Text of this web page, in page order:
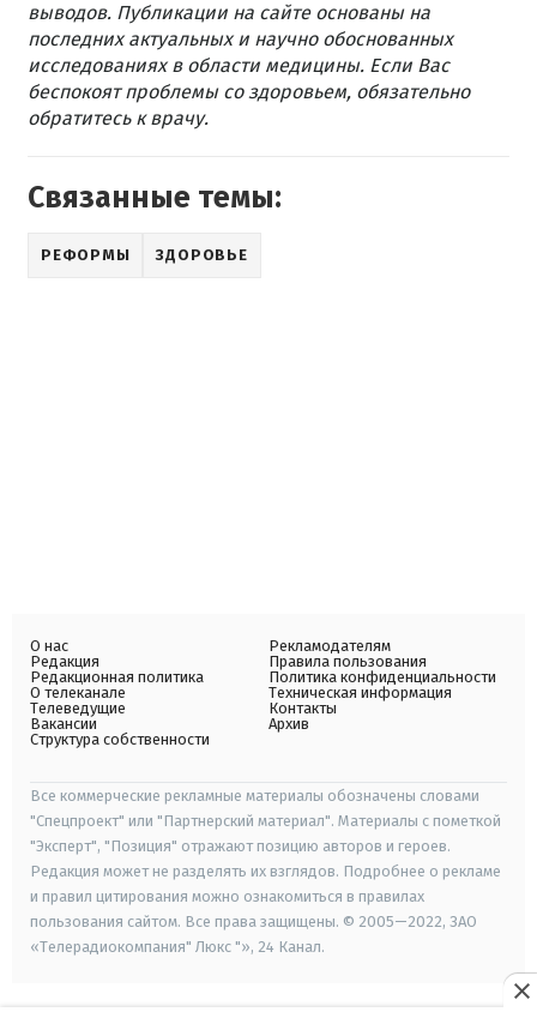
выводов. Публикации на сайте основаны на
последних актуальных и научно обоснованных
исследованиях в области медицины. Если Вас
беспокоят проблемы со здоровьем, обязательно
обратитесь к врачу.
Связанные темы:
РЕФОРМЫ ЗДОРОВЬЕ
О нас
Редакция
Редакционная политика
О телеканале
Телеведущие
Вакансии
Структура собственности
Рекламодателям
Правила пользования
Политика конфиденциальности
Техническая информация
Контакты
Архив
Все коммерческие рекламные материалы обозначены словами
"Спецпроект" или "Партнерский материал". Материалы с пометкой
"Эксперт", "Позиция" отражают позицию авторов и героев.
Редакция может не разделять их взглядов. Подробнее о рекламе
и правил цитирования можно ознакомиться в правилах
пользования сайтом. Все права защищены. © 2005—2022, ЗАО
«Телерадиокомпания" Люкс "», 24 Канал.